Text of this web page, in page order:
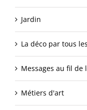
Jardin
La déco par tous
Messages au fil de
Métiers d'art